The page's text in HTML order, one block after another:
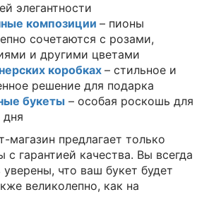
элегантности
композиции – пионы
сочетаются с розами,
и другими цветами
коробках – стильное и
решение для подарка
букеты – особая роскошь для
дня
магазин предлагает только
с гарантией качества. Вы всегда
что ваш букет будет
великолепно, как на